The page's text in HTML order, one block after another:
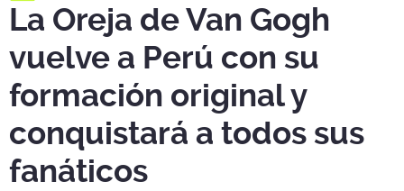
La Oreja de Van Gogh
vuelve a Perú con su
formación original y
conquistará a todos sus
fanáticos